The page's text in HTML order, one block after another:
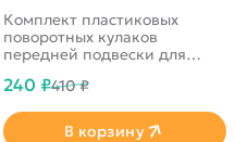
Комплект пластиковых
поворотных кулаков
передней подвески для
автомоделей MJX масштаба
240 ₽410 ₽
В корзину